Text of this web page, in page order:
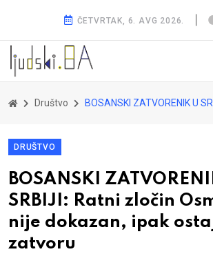
ČETVRTAK, 6. AVG 2026.
Društvo BOSANSKI ZATVORENIK U SRBIJI: Ratni zločin Osmanoviću nije dokazan, ipak ostaje u zatvoru
DRUŠTVO
BOSANSKI
SRBIJI: Ratni zločin
nije dokazan, ipak
zatvoru